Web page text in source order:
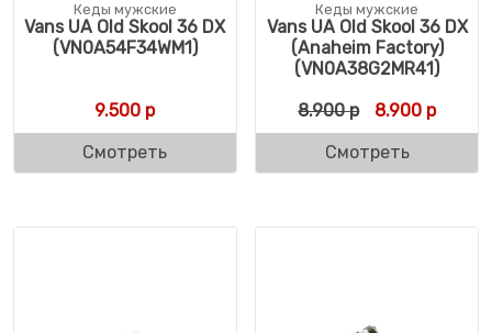
Кеды мужские
Vans UA Old Skool 36 DX
(VN0A54F34WM1)
9.500 р
Смотреть
Кеды мужские
Vans UA Old Skool 36 DX
(Anaheim Factory)
(VN0A38G2MR41)
8.900р 8.900 р
Смотреть